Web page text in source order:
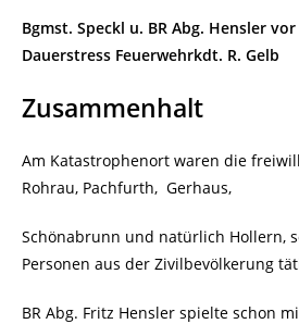
Bgmst. Speckl u. BR Abg. Hensler
Dauerstress Feuerwehrkdt. R. Gelb
Zusammenhalt
Am Katastrophenort waren die
Rohrau, Pachfurth, Gerhaus,
Schönabrunn und natürlich Hollern,
Personen aus der Zivilbevölkerung
BR Abg. Fritz Hensler spielte schon